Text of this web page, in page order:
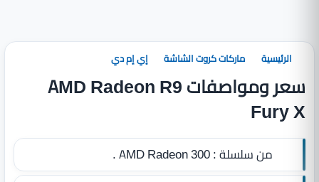
الرئيسية ماركات كروت الشاشة إي إم دي
سعر ومواصفات AMD Radeon R9
Fury X
من سلسلة :AMD Radeon 300 .